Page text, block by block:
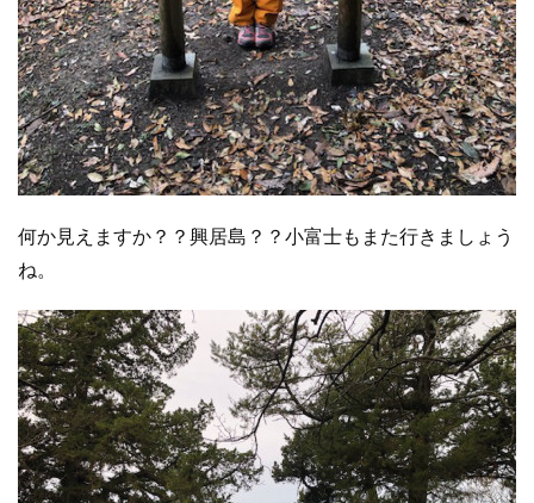
何か見えますか？？興居島？？小富士もまた行きましょう
ね。